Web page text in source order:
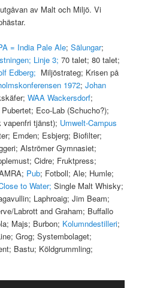
av Malt och Miljö. Vi
= India Pale Ale;Sälungar;
Linje 3; 70 talet; 80 talet;
Edberg; Miljöstrateg; Krisen på
1972;Johan
WAA Wackersdorf;
Eco-Lab (Schucho?);
tjänst); Umwelt-Campus
Emden; Esbjerg; Biofilter;
Alströmer Gymnasiet;
Cidre; Fruktpress;
Pub; Fotboll; Ale; Humle;
to Water; Single Malt Whisky;
Laphroaig; Jim Beam;
Labrott and Graham; Buffallo
Majs; Burbon; Kolumndestilleri;
Grog; Systembolaget;
Bastu; Köldgrummling;